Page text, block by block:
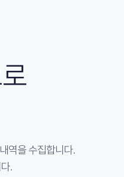
역을 수집합니다.
.